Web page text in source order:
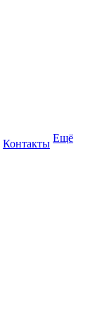
Контакты Ещё